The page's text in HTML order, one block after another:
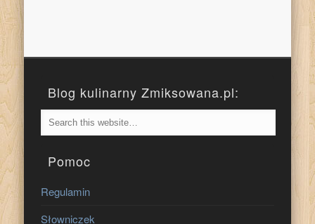
Blog kulinarny Zmiksowana.pl:
Pomoc
Regulamin
Słowniczek